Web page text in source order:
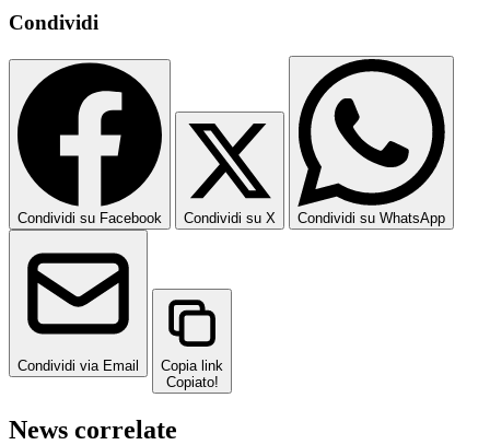
Condividi
Condividi su Facebook Condividi su X Condividi su WhatsApp
Condividi via Email
Copia link
Copiato!
News correlate